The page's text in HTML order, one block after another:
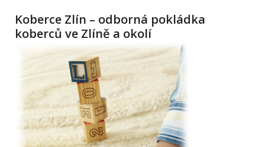
Koberce Zlín – odborná pokládka
koberců ve Zlíně a okolí